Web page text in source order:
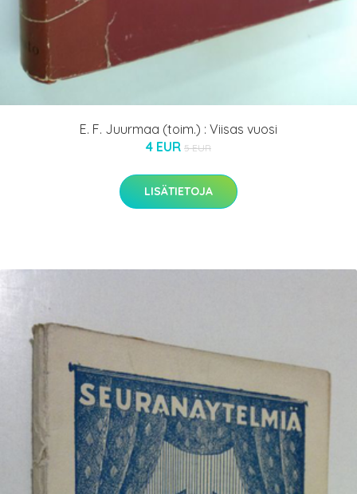
E. F. Juurmaa (toim.) : Viisas vuosi
4 EUR 5 EUR
LISÄTIETOJA